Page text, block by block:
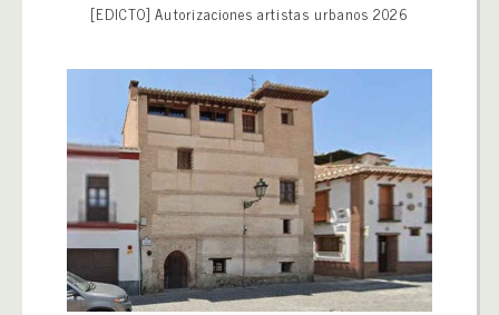
[EDICTO] Autorizaciones artistas urbanos 2026